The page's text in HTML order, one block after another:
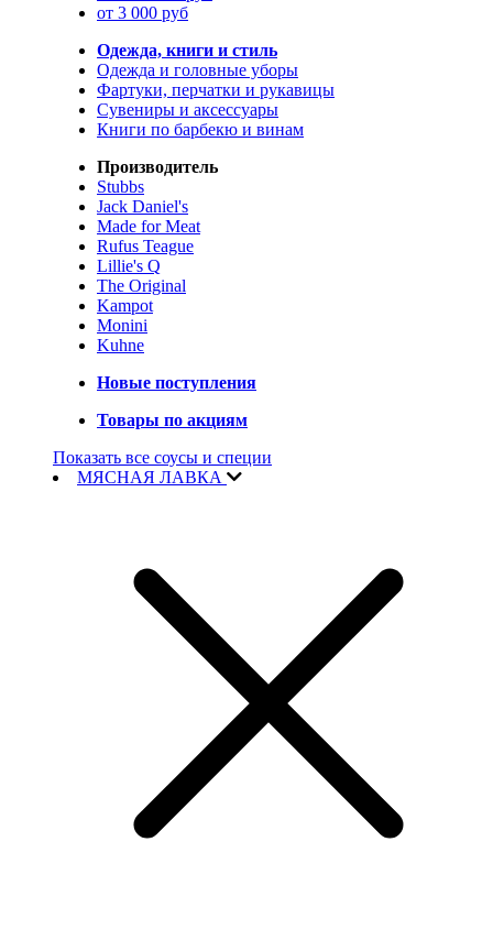
от 3 000 руб
Одежда, книги и стиль
Одежда и головные уборы
Фартуки, перчатки и рукавицы
Сувениры и аксессуары
Книги по барбекю и винам
Производитель
Stubbs
Jack Daniel's
Made for Meat
Rufus Teague
Lillie's Q
The Original
Kampot
Monini
Kuhne
Новые поступления
Товары по акциям
Показать все соусы и специи
МЯСНАЯ ЛАВКА